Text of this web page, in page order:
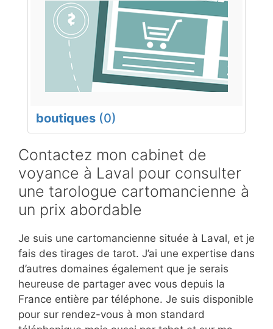
boutiques (0)
Contactez mon cabinet de
voyance à Laval pour consulter
une tarologue cartomancienne à
un prix abordable
Je suis une cartomancienne située à Laval, et je
fais des tirages de tarot. J’ai une expertise dans
d’autres domaines également que je serais
heureuse de partager avec vous depuis la
France entière par téléphone. Je suis disponible
pour sur rendez-vous à mon standard